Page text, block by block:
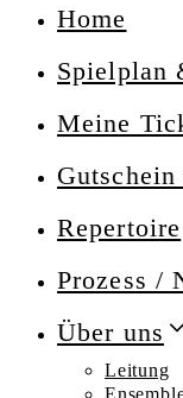
Home
Spielplan
Meine
Gutschein
Repertoire
Prozess /
Über uns
Leitung